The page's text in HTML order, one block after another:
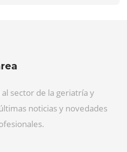
sector de la geriatría y
noticias y novedades